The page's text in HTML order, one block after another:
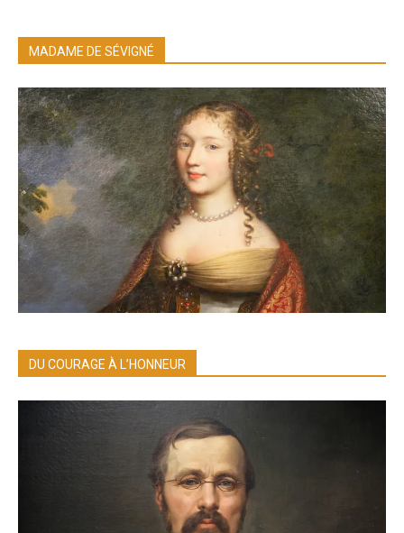
MADAME DE SÉVIGNÉ
DU COURAGE À L’HONNEUR